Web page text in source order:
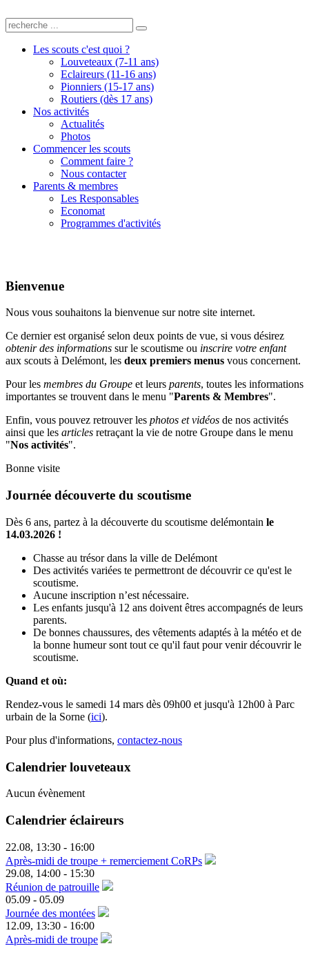
Les scouts c'est quoi ?
Louveteaux (7-11 ans)
Eclaireurs (11-16 ans)
Pionniers (15-17 ans)
Routiers (dès 17 ans)
Nos activités
Actualités
Photos
Commencer les scouts
Comment faire ?
Nous contacter
Parents & membres
Les Responsables
Economat
Programmes d'activités
Bienvenue
Nous vous souhaitons la bienvenue sur notre site internet.
Ce dernier est organisé selon deux points de vue, si vous désirez
obtenir des informations sur le scoutisme ou inscrire votre enfant
aux scouts à Delémont, les deux premiers menus vous concernent.
Pour les membres du Groupe et leurs parents, toutes les informations
importantes se trouvent dans le menu "Parents & Membres".
Enfin, vous pouvez retrouver les photos et vidéos de nos activités
ainsi que les articles retraçant la vie de notre Groupe dans le menu
"Nos activités".
Bonne visite
Journée découverte du scoutisme
Dès 6 ans, partez à la découverte du scoutisme delémontain le
14.03.2026 !
Chasse au trésor dans la ville de Delémont
Des activités variées te permettront de découvrir ce qu'est le
scoutisme.
Aucune inscription n’est nécessaire.
Les enfants jusqu'à 12 ans doivent êtres accompagnés de leurs
parents.
De bonnes chaussures, des vêtements adaptés à la météo et de
la bonne humeur sont tout ce qu'il faut pour venir découvrir le
scoutisme.
Quand et où:
Rendez-vous le samedi 14 mars dès 09h00 et jusqu'à 12h00 à Parc
urbain de la Sorne (ici).
Pour plus d'informations, contactez-nous
Calendrier louveteaux
Aucun évènement
Calendrier éclaireurs
22.08, 13:30 - 16:00
Après-midi de troupe + remerciement CoRPs
29.08, 14:00 - 15:30
Réunion de patrouille
05.09 - 05.09
Journée des montées
12.09, 13:30 - 16:00
Après-midi de troupe